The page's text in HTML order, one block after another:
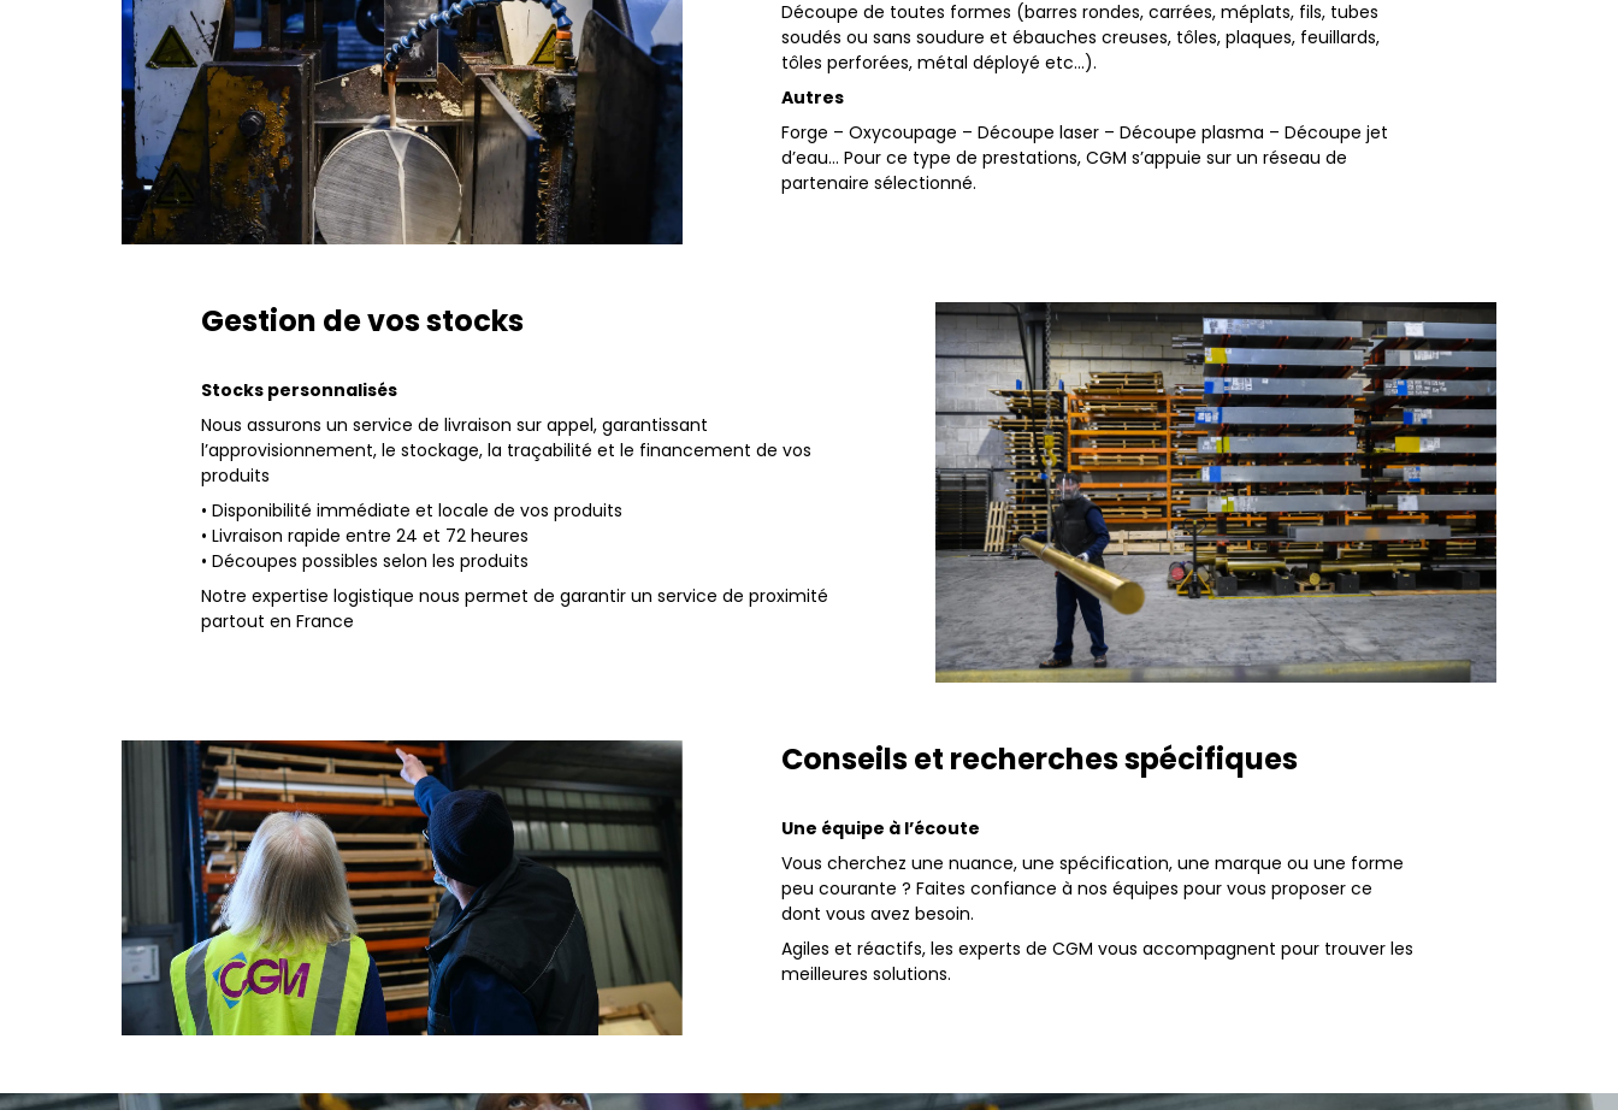
Découpe de toutes formes (barres rondes, carrées, méplats, fils, tubes
soudés ou sans soudure et ébauches creuses, tôles, plaques, feuillards,
tôles perforées, métal déployé etc…).
Autres
Forge – Oxycoupage – Découpe laser – Découpe plasma – Découpe jet
d’eau… Pour ce type de prestations, CGM s’appuie sur un réseau de
partenaire sélectionné.
Gestion de vos stocks
Stocks personnalisés
Nous assurons un service de livraison sur appel, garantissant
l’approvisionnement, le stockage, la traçabilité et le financement de vos
produits
• Disponibilité immédiate et locale de vos produits
• Livraison rapide entre 24 et 72 heures
• Découpes possibles selon les produits
Notre expertise logistique nous permet de garantir un service de proximité
partout en France
Conseils et recherches spécifiques
Une équipe à l’écoute
Vous cherchez une nuance, une spécification, une marque ou une forme
peu courante ? Faites confiance à nos équipes pour vous proposer ce
dont vous avez besoin.
Agiles et réactifs, les experts de CGM vous accompagnent pour trouver les
meilleures solutions.